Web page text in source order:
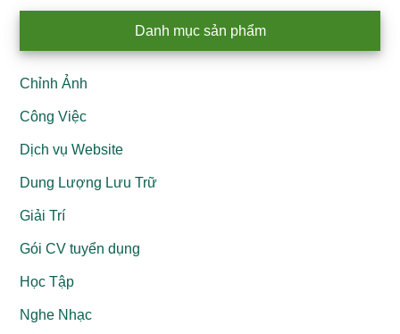
Sidebar
Danh mục sản phẩm
Chỉnh Ảnh
Công Việc
Dịch vụ Website
Dung Lượng Lưu Trữ
Giải Trí
Gói CV tuyển dụng
Học Tập
Nghe Nhạc